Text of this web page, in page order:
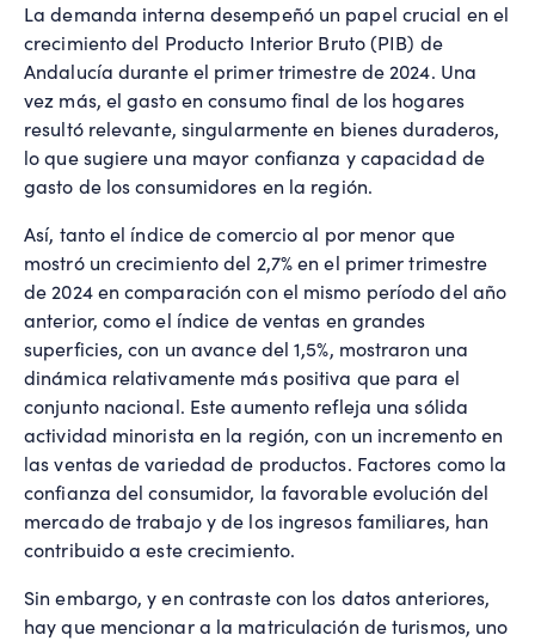
La demanda interna desempeñó un papel crucial en el
crecimiento del Producto Interior Bruto (PIB) de
Andalucía durante el primer trimestre de 2024. Una
vez más, el gasto en consumo final de los hogares
resultó relevante, singularmente en bienes duraderos,
lo que sugiere una mayor confianza y capacidad de
gasto de los consumidores en la región.
Así, tanto el índice de comercio al por menor que
mostró un crecimiento del 2,7% en el primer trimestre
de 2024 en comparación con el mismo período del año
anterior, como el índice de ventas en grandes
superficies, con un avance del 1,5%, mostraron una
dinámica relativamente más positiva que para el
conjunto nacional. Este aumento refleja una sólida
actividad minorista en la región, con un incremento en
las ventas de variedad de productos. Factores como la
confianza del consumidor, la favorable evolución del
mercado de trabajo y de los ingresos familiares, han
contribuido a este crecimiento.
Sin embargo, y en contraste con los datos anteriores,
hay que mencionar a la matriculación de turismos, uno